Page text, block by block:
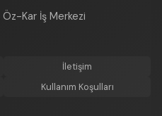
Kar İş Merkezi
İletişim
Kullanım Koşulları